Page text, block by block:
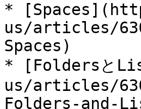
*
us/articles/
Spaces)
* [Foldersと
us/articles/
Folders-and-